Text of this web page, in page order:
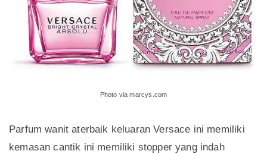
Photo via marcys.com
Parfum wanit aterbaik keluaran Versace ini memiliki
kemasan cantik ini memiliki stopper yang indah